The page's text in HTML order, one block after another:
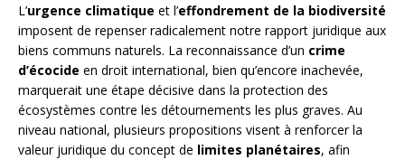
L’urgence climatique et l’effondrement de la biodiversité
imposent de repenser radicalement notre rapport juridique aux
biens communs naturels. La reconnaissance d’un crime
d’écocide en droit international, bien qu’encore inachevée,
marquerait une étape décisive dans la protection des
écosystèmes contre les détournements les plus graves. Au
niveau national, plusieurs propositions visent à renforcer la
valeur juridique du concept de limites planétaires, afin